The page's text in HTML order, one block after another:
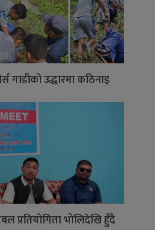
गाडीको उद्धारमा कठिनाइ
प्रतियोगिता भोलिदेखि हुँदै